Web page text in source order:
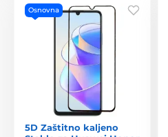
Osnovna
5D Zaštitno kaljeno